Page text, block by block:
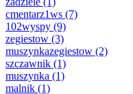
cmentarz1ws (7)
102wyspy (9)
zegiestow (3)
muszynkazegiestow (2)
szczawnik (1)
muszynka (1)
malnik (1)